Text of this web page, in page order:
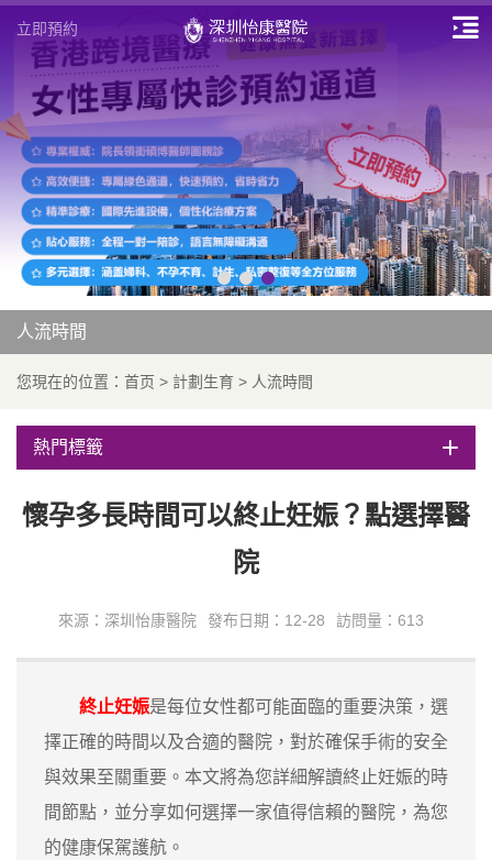
立即預約
人流時間
您現在的位置： 首页 > 計劃生育 > 人流時間
熱門標籤
懷孕多長時間可以終止妊娠？點選擇醫
院
來源：深圳怡康醫院 發布日期：12-28 訪問量：613
終止妊娠是每位女性都可能面臨的重要決策，選
擇正確的時間以及合適的醫院，對於確保手術的安全
與效果至關重要。本文將為您詳細解讀終止妊娠的時
間節點，並分享如何選擇一家值得信賴的醫院，為您
的健康保駕護航。